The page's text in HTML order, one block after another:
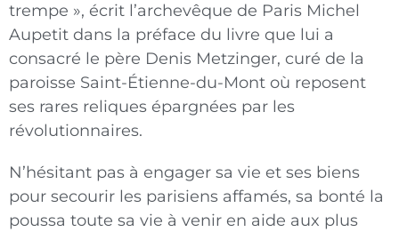
trempe », écrit l’archevêque de Paris Michel
Aupetit dans la préface du livre que lui a
consacré le père Denis Metzinger, curé de la
paroisse Saint-Étienne-du-Mont où reposent
ses rares reliques épargnées par les
révolutionnaires.
N’hésitant pas à engager sa vie et ses biens
pour secourir les parisiens affamés, sa bonté la
poussa toute sa vie à venir en aide aux plus